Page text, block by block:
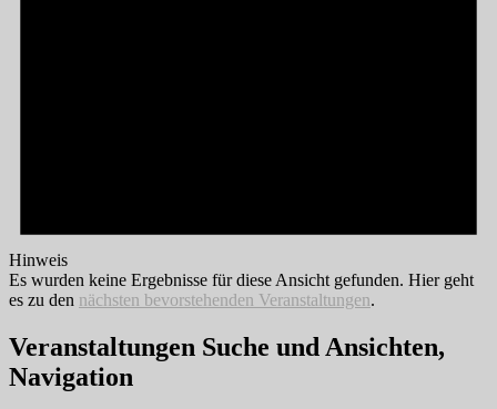
Hinweis
Es wurden keine Ergebnisse für diese Ansicht gefunden. Hier geht
es zu den nächsten bevorstehenden Veranstaltungen.
Veranstaltungen Suche und Ansichten,
Navigation